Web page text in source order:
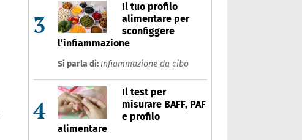
3
Il tuo profilo
alimentare per
sconfiggere
l’infiammazione
Si parla di: Infiammazione da cibo
4
Il test per
misurare BAFF, PAF
e profilo
alimentare